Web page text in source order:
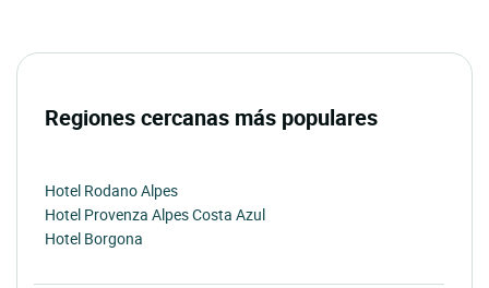
Regiones cercanas más populares
Hotel Rodano Alpes
Hotel Provenza Alpes Costa Azul
Hotel Borgona